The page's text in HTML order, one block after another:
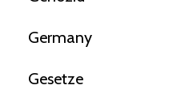
Germany
Gesetze